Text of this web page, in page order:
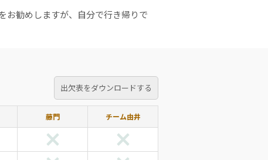
お勧めしますが、自分で行き帰りで
出欠表をダウンロードする
藤門 チーム由井